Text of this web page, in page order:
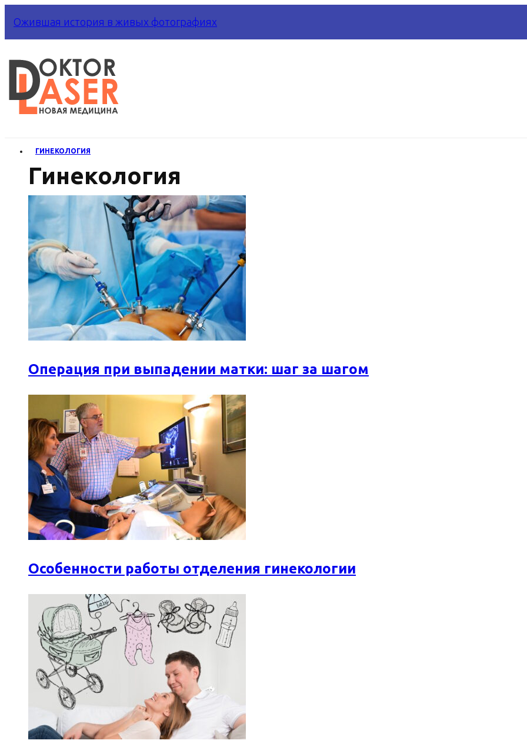
Ожившая история в живых фотографиях
ГИНЕКОЛОГИЯ
Гинекология
Операция при выпадении матки: шаг за шагом
Особенности работы отделения гинекологии